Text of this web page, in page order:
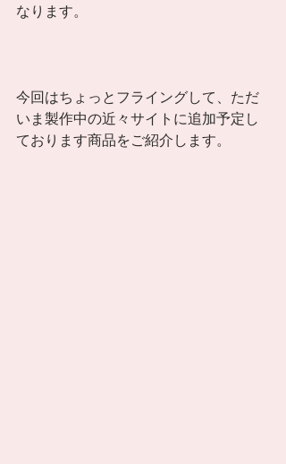
なります。
今回はちょっとフライングして、ただ
いま製作中の近々サイトに追加予定し
ております商品をご紹介します。